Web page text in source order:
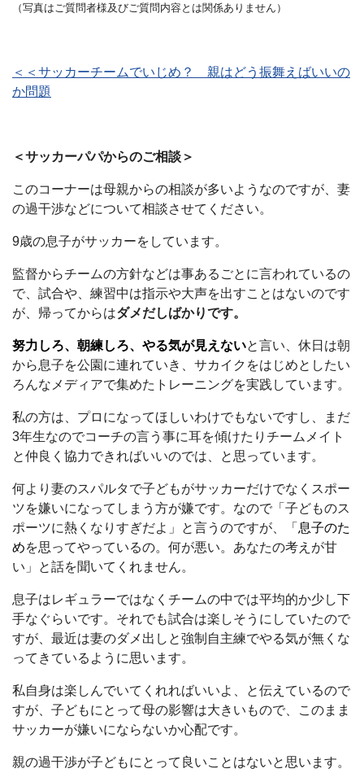
（写真はご質問者様及びご質問内容とは関係ありません）
＜＜サッカーチームでいじめ？ 親はどう振舞えばいいの
か問題
＜サッカーパパからのご相談＞
このコーナーは母親からの相談が多いようなのですが、妻
の過干渉などについて相談させてください。
9歳の息子がサッカーをしています。
監督からチームの方針などは事あるごとに言われているの
で、試合や、練習中は指示や大声を出すことはないのです
が、帰ってからはダメだしばかりです。
努力しろ、朝練しろ、やる気が見えないと言い、休日は朝
から息子を公園に連れていき、サカイクをはじめとしたい
ろんなメディアで集めたトレーニングを実践しています。
私の方は、プロになってほしいわけでもないですし、まだ
3年生なのでコーチの言う事に耳を傾けたりチームメイト
と仲良く協力できればいいのでは、と思っています。
何より妻のスパルタで子どもがサッカーだけでなくスポー
ツを嫌いになってしまう方が嫌です。なので「子どものス
ポーツに熱くなりすぎだよ」と言うのですが、「 息子のた
めを思ってやっているの。何が悪い。あなたの考えが甘
い」と話を聞いてくれません。
息子はレギュラーではなくチームの中では平均的か少し下
手なぐらいです。それでも試合は楽しそうにしていたので
すが、最近は妻のダメ出しと強制自主練でやる気が無くな
ってきているように思います。
私自身は楽しんでいてくれればいいよ、と伝えているので
すが、子どもにとって母の影響は大きいもので、このまま
サッカーが嫌いにならないか心配です。
親の過干渉が子どもにとって良いことはないと思います。